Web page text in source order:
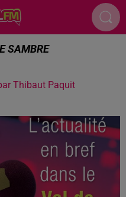
SAMBRE
Thibaut Paquit